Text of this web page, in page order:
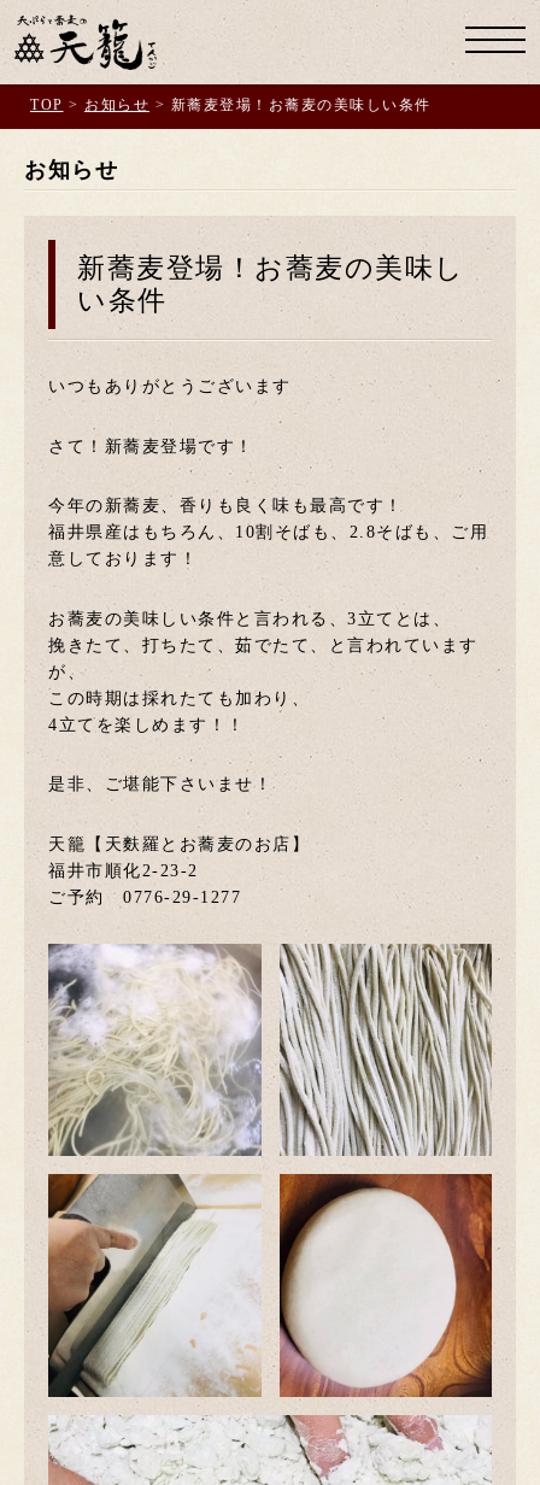
TOP > お知らせ > 新蕎麦登場！お蕎麦の美味しい条件
お知らせ
新蕎麦登場！お蕎麦の美味し
い条件
いつもありがとうございます
さて！新蕎麦登場です！
今年の新蕎麦、香りも良く味も最高です！
福井県産はもちろん、10割そばも、2.8そばも、ご用
意しております！
お蕎麦の美味しい条件と言われる、3立てとは、
挽きたて、打ちたて、茹でたて、と言われています
が、
この時期は採れたても加わり、
4立てを楽しめます！！
是非、ご堪能下さいませ！
天籠【天麩羅とお蕎麦のお店】
福井市順化2-23-2
ご予約 0776-29-1277
お知らせ 天籠のこだわり お品書き お問い合わせ
Facebook
Instagram